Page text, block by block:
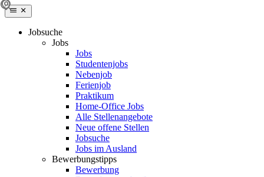
Jobsuche
Jobs
Jobs
Studentenjobs
Nebenjob
Ferienjob
Praktikum
Home-Office Jobs
Alle Stellenangebote
Neue offene Stellen
Jobsuche
Jobs im Ausland
Bewerbungstipps
Bewerbung